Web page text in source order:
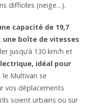
difficiles (neige…).
capacité de 19,7
une boîte de vitesses
jusqu’à 130 km/h et
idéal pour
le Multivan se
vos déplacements
soient urbains ou sur